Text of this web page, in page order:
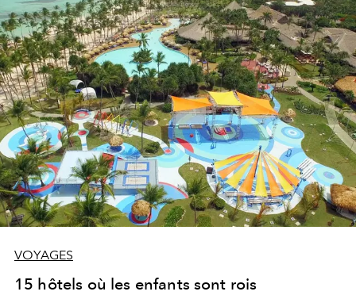
VOYAGES
15 hôtels où les enfants sont rois